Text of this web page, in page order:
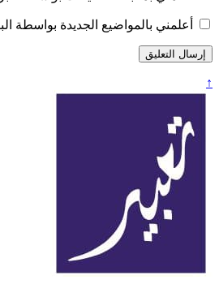
أعلمني بالمواضيع الجديدة بواسطة
↑